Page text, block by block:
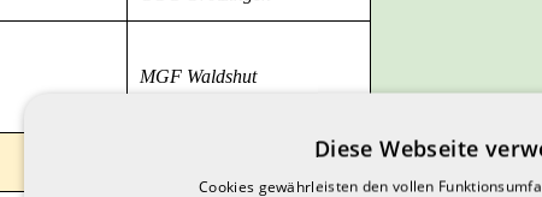
MGF Waldshut
Diese Webseite
Cookies gewährleisten den vollen